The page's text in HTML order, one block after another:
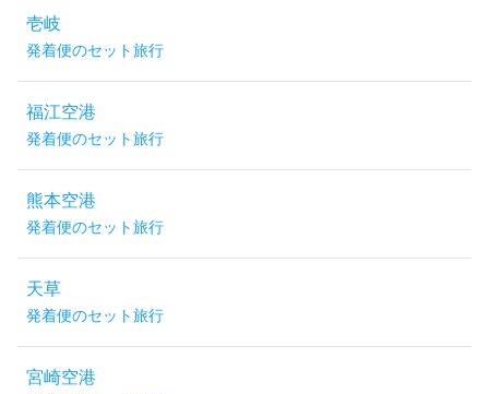
壱岐
発着便のセット旅行
福江空港
発着便のセット旅行
熊本空港
発着便のセット旅行
天草
発着便のセット旅行
宮崎空港